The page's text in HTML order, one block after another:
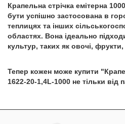
Крапельна стрічка емітерна
бути успішно застосована в
теплицях та інших
областях. Вона ідеально
культур, таких як овочі,
Тепер кожен може купити
1622-20-1,4L-1000 не тільки від